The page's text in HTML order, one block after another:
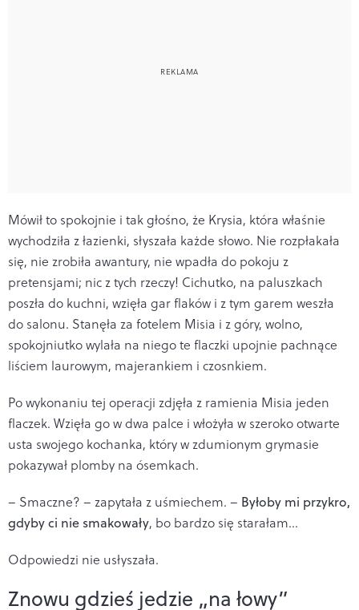
Mówił to spokojnie i tak głośno, że Krysia, która właśnie
wychodziła z łazienki, słyszała każde słowo. Nie rozpłakała
się, nie zrobiła awantury, nie wpadła do pokoju z
pretensjami; nic z tych rzeczy! Cichutko, na paluszkach
poszła do kuchni, wzięła gar flaków i z tym garem weszła
do salonu. Stanęła za fotelem Misia i z góry, wolno,
spokojniutko wylała na niego te flaczki upojnie pachnące
liściem laurowym, majerankiem i czosnkiem.
Po wykonaniu tej operacji zdjęła z ramienia Misia jeden
flaczek. Wzięła go w dwa palce i włożyła w szeroko otwarte
usta swojego kochanka, który w zdumionym grymasie
pokazywał plomby na ósemkach.
– Smaczne? – zapytała z uśmiechem. – Byłoby mi przykro,
gdyby ci nie smakowały, bo bardzo się starałam…
Odpowiedzi nie usłyszała.
Znowu gdzieś jedzie „na łowy”